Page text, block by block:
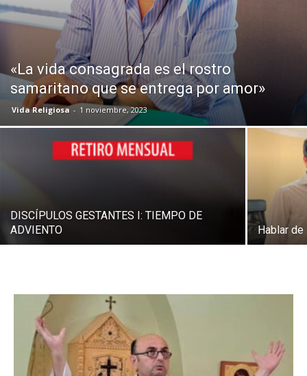
«La vida consagrada es el rostro
samaritano que se entrega por amor»
Vida Religiosa - 1 noviembre, 2023
DISCÍPULOS GESTANTES I: TIEMPO DE
ADVIENTO
Hablar